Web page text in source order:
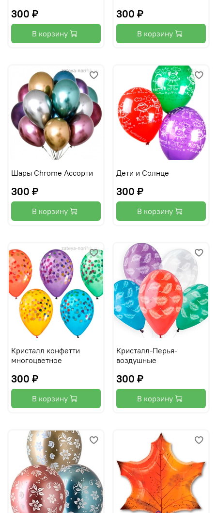
300 ₽
В корзину
300 ₽
В корзину
Шары Chrome Ассорти
300 ₽
В корзину
Дети и Солнце
300 ₽
В корзину
Кристалл конфетти
многоцветное
300 ₽
В корзину
Кристалл-Перья-
воздушные
300 ₽
В корзину